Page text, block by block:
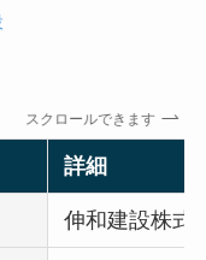
スクロールできます
詳細
伸和建設株式